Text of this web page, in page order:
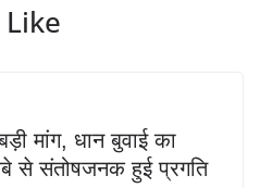
मांग, धान बुवाई का
से संतोषजनक हुई प्रगति